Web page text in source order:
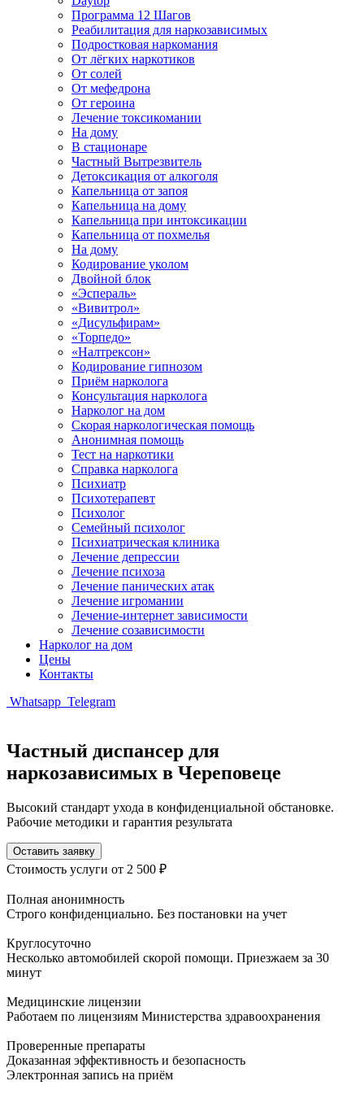
Программа 12 Шагов
Реабилитация для наркозависимых
Подростковая наркомания
От лёгких наркотиков
От солей
От мефедрона
От героина
Лечение токсикомании
На дому
В стационаре
Частный Вытрезвитель
Детоксикация от алкоголя
Капельница от запоя
Капельница на дому
Капельница при интоксикации
Капельница от похмелья
На дому
Кодирование уколом
Двойной блок
«Эспераль»
«Вивитрол»
«Дисульфирам»
«Торпедо»
«Налтрексон»
Кодирование гипнозом
Приём нарколога
Консультация нарколога
Нарколог на дом
Скорая наркологическая помощь
Анонимная помощь
Тест на наркотики
Справка нарколога
Психиатр
Психотерапевт
Психолог
Семейный психолог
Психиатрическая клиника
Лечение депрессии
Лечение психоза
Лечение панических атак
Лечение игромании
Лечение-интернет зависимости
Лечение созависимости
Нарколог на дом
Цены
Контакты
Whatsapp Telegram
Частный диспансер для
наркозависимых в Череповеце
Высокий стандарт ухода в конфиденциальной обстановке.
Рабочие методики и гарантия результата
Оставить заявку
Стоимость услуги от 2 500 ₽
Полная анонимность
Строго конфиденциально. Без постановки на учет
Круглосуточно
Несколько автомобилей скорой помощи. Приезжаем за 30
минут
Медицинские лицензии
Работаем по лицензиям Министерства здравоохранения
Проверенные препараты
Доказанная эффективность и безопасность
Электронная запись на приём